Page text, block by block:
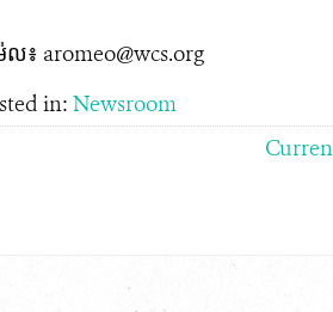
ល៖ aromeo@wcs.org​
in: Newsroom